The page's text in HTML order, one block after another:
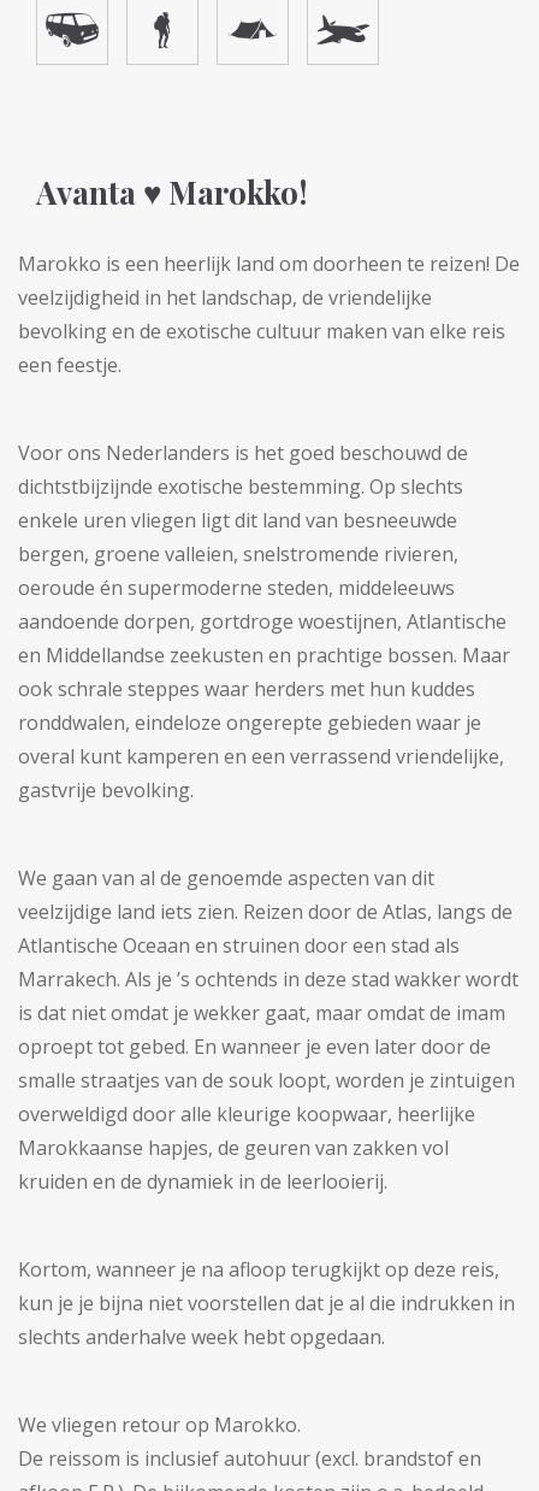
Avanta ♥ Marokko!
Marokko is een heerlijk land om doorheen te reizen! De
veelzijdigheid in het landschap, de vriendelijke
bevolking en de exotische cultuur maken van elke reis
een feestje.
Voor ons Nederlanders is het goed beschouwd de
dichtstbijzijnde exotische bestemming. Op slechts
enkele uren vliegen ligt dit land van besneeuwde
bergen, groene valleien, snelstromende rivieren,
oeroude én supermoderne steden, middeleeuws
aandoende dorpen, gortdroge woestijnen, Atlantische
en Middellandse zeekusten en prachtige bossen. Maar
ook schrale steppes waar herders met hun kuddes
ronddwalen, eindeloze ongerepte gebieden waar je
overal kunt kamperen en een verrassend vriendelijke,
gastvrije bevolking.
We gaan van al de genoemde aspecten van dit
veelzijdige land iets zien. Reizen door de Atlas, langs de
Atlantische Oceaan en struinen door een stad als
Marrakech. Als je ’s ochtends in deze stad wakker wordt
is dat niet omdat je wekker gaat, maar omdat de imam
oproept tot gebed. En wanneer je even later door de
smalle straatjes van de souk loopt, worden je zintuigen
overweldigd door alle kleurige koopwaar, heerlijke
Marokkaanse hapjes, de geuren van zakken vol
kruiden en de dynamiek in de leerlooierij.
Kortom, wanneer je na afloop terugkijkt op deze reis,
kun je je bijna niet voorstellen dat je al die indrukken in
slechts anderhalve week hebt opgedaan.
We vliegen retour op Marokko.
De reissom is inclusief autohuur (excl. brandstof en